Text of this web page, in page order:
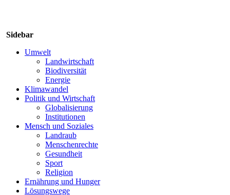
Sidebar
Umwelt
Landwirtschaft
Biodiversität
Energie
Klimawandel
Politik und Wirtschaft
Globalisierung
Institutionen
Mensch und Soziales
Landraub
Menschenrechte
Gesundheit
Sport
Religion
Ernährung und Hunger
Lösungswege